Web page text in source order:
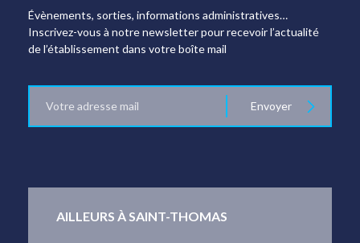
Évènements, sorties, informations administratives…
Inscrivez-vous à notre newsletter pour recevoir l’actualité
de l’établissement dans votre boîte mail
mail
Envoyer
AILLEURS À SAINT-THOMAS